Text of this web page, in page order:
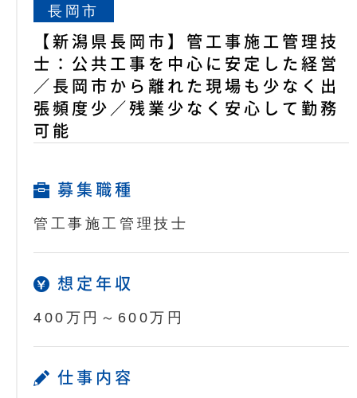
長岡市
【新潟県長岡市】管工事施工管理技
士：公共工事を中心に安定した経営
／長岡市から離れた現場も少なく出
張頻度少／残業少なく安心して勤務
可能
募集職種
管工事施工管理技士
想定年収
400万円～600万円
仕事内容